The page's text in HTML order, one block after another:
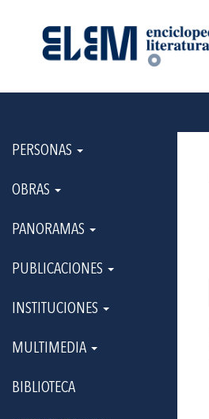
PERSONAS
OBRAS
PANORAMAS
PUBLICACIONES
INSTITUCIONES
MULTIMEDIA
BIBLIOTECA